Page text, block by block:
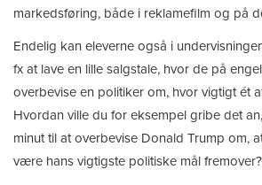
markedsføring, både i reklamefilm og på
Endelig kan eleverne også i
fx at lave en lille salgstale, hvor de på
overbevise en politiker om, hvor vigtigt ét
Hvordan ville du for eksempel gribe det
minut til at overbevise Donald Trump om,
være hans vigtigste politiske mål fremover?